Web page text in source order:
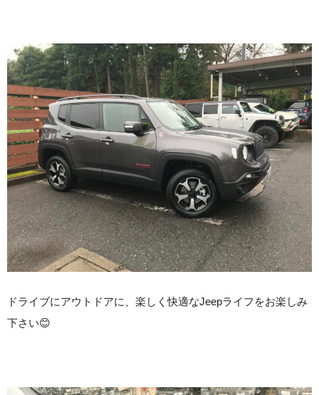
ドライブにアウトドアに、楽しく快適なJeepライフをお楽しみ
下さい😊